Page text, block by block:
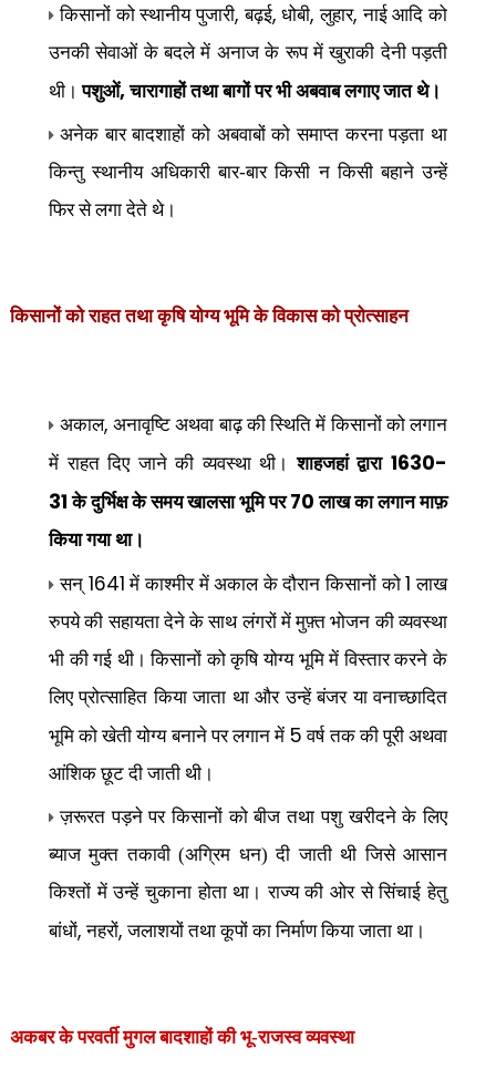
किसानों को स्थानीय पुजारी,बढ़ई,धोबी,लुहार,नाई आदि को
उनकी सेवाओं के बदले में अनाज के रूप में खुराकी देनी पड़ती
थी।पशुओं,चारागाहों तथा बागों पर भी अबवाब लगाए जात थे।
अनेक बार बादशाहों को अबवाबों को समाप्त करना पड़ता था
किन्तु स्थानीय अधिकारी बार-बार किसी न किसी बहाने उन्हें
फिर से लगा देते थे।
किसानों को राहत तथा कृषि योग्य भूमि के विकास को प्रोत्साहन
अकाल,अनावृष्टि अथवा बाढ़ की स्थिति में किसानों को लगान
में राहत दिए जाने की व्यवस्था थी।शाहजहां द्वारा1630-
31 के दुर्भिक्ष के समय खालसा भूमि पर70 लाख का लगान माफ़
किया गया था।
सन् 1641 में काश्मीर में अकाल के दौरान किसानों को1 लाख
रुपये की सहायता देने के साथ लंगरों में मुफ़्त भोजन की व्यवस्था
भी की गई थी। किसानों को कृषि योग्य भूमि में विस्तार करने के
लिए प्रोत्साहित किया जाता था और उन्हें बंजर या वनाच्छादित
भूमि को खेती योग्य बनाने पर लगान में 5 वर्ष तक की पूरी अथवा
आंशिक छूट दी जाती थी।
ज़रूरत पड़ने पर किसानों को बीज तथा पशु खरीदने के लिए
ब्याज मुक्त तकावी (अग्रिम धन) दी जाती थी जिसे आसान
किश्तों में उन्हें चुकाना होता था। राज्य की ओर से सिंचाई हेतु
बांधों,नहरों,जलाशयों तथा कूपों का निर्माण किया जाता था।
अकबर के परवर्ती मुगल बादशाहों की भू-राजस्व व्यवस्था